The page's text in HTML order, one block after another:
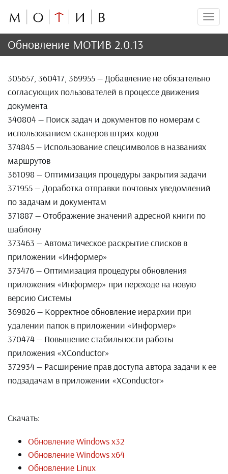
Обновление МОТИВ 2.0.13
305657, 360417, 369955 — Добавление не обязательно
согласующих пользователей в процессе движения
документа
340804 — Поиск задач и документов по номерам с
использованием сканеров штрих-кодов
374845 — Использование спецсимволов в названиях
маршрутов
361098 — Оптимизация процедуры закрытия задачи
371955 — Доработка отправки почтовых уведомлений
по задачам и документам
371887 — Отображение значений адресной книги по
шаблону
373463 — Автоматическое раскрытие списков в
приложении «Информер»
373476 — Оптимизация процедуры обновления
приложения «Информер» при переходе на новую
версию Системы
369826 — Корректное обновление иерархии при
удалении папок в приложении «Информер»
370474 — Повышение стабильности работы
приложения «XConductor»
372934 — Расширение прав доступа автора задачи к ее
подзадачам в приложении «XConductor»
Скачать:
Обновление Windows x32
Обновление Windows x64
Обновление Linux